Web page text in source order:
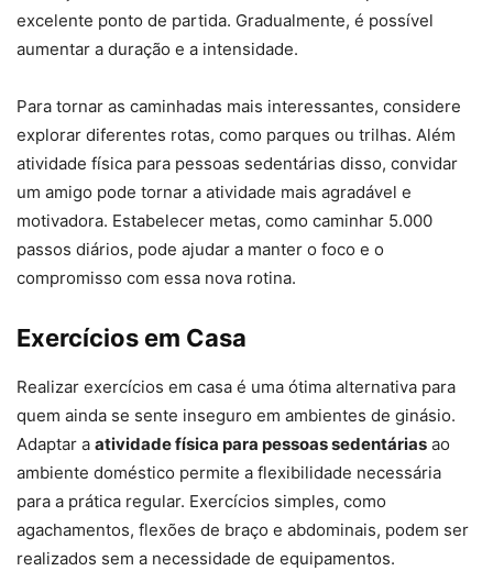
excelente ponto de partida. Gradualmente, é possível
aumentar a duração e a intensidade.
Para tornar as caminhadas mais interessantes, considere
explorar diferentes rotas, como parques ou trilhas. Além
atividade física para pessoas sedentárias disso, convidar
um amigo pode tornar a atividade mais agradável e
motivadora. Estabelecer metas, como caminhar 5.000
passos diários, pode ajudar a manter o foco e o
compromisso com essa nova rotina.
Exercícios em Casa
Realizar exercícios em casa é uma ótima alternativa para
quem ainda se sente inseguro em ambientes de ginásio.
Adaptar a atividade física para pessoas sedentárias ao
ambiente doméstico permite a flexibilidade necessária
para a prática regular. Exercícios simples, como
agachamentos, flexões de braço e abdominais, podem ser
realizados sem a necessidade de equipamentos.